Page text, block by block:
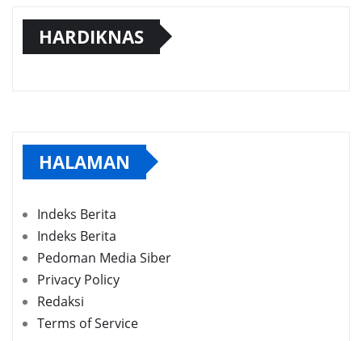
HARDIKNAS
HALAMAN
Indeks Berita
Indeks Berita
Pedoman Media Siber
Privacy Policy
Redaksi
Terms of Service